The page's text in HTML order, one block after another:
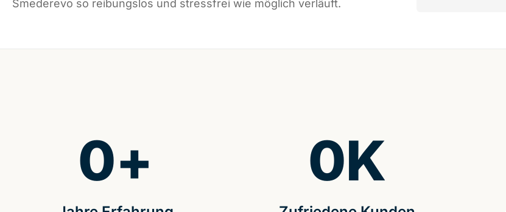
Smederevo so reibungslos und stressfrei wie möglich verläuft.
0+ 0K